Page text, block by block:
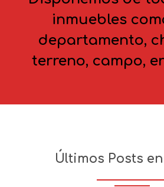
inmuebles
departamento,
terreno, campo,
Últimos Posts